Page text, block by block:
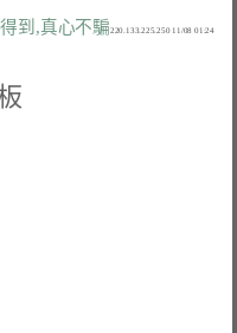
到,真心不騙 220.133.225.250 11/08 01:24